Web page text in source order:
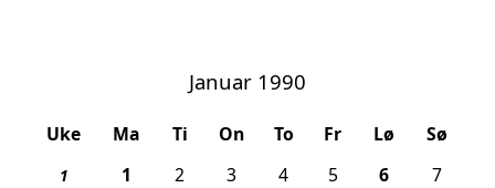
Januar 1990
Uke Ma Ti On To Fr Lø Sø
1 1 , 1. nyttårsdag
2 3 4 5 6, 7